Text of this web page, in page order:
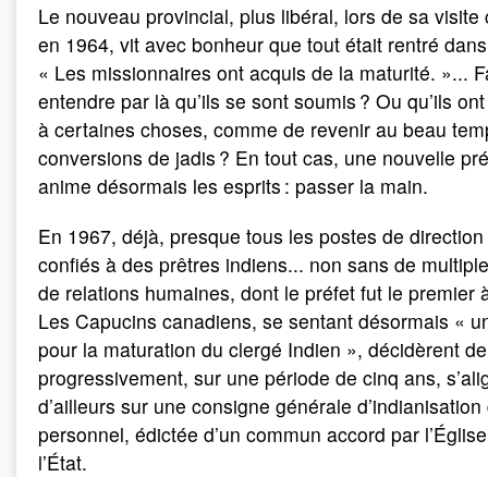
Le nouveau provincial, plus libéral, lors de sa visite
en 1964, vit avec bonheur que tout était rentré dans
« Les missionnaires ont acquis de la maturité. »...
entendre par là qu’ils se sont soumis ? Ou qu’ils
à certaines choses, comme de revenir au beau
conversions de jadis ? En tout cas, une nouvelle
anime désormais les esprits : passer la main.
En 1967, déjà, presque tous les postes de
confiés à des prêtres indiens... non sans de
de relations humaines, dont le préfet fut le premier
Les Capucins canadiens, se sentant désormais «
pour la maturation du clergé Indien », décidèrent
progressivement, sur une période de cinq ans,
d’ailleurs sur une consigne générale d’indianisation
personnel, édictée d’un commun accord par
l’État.